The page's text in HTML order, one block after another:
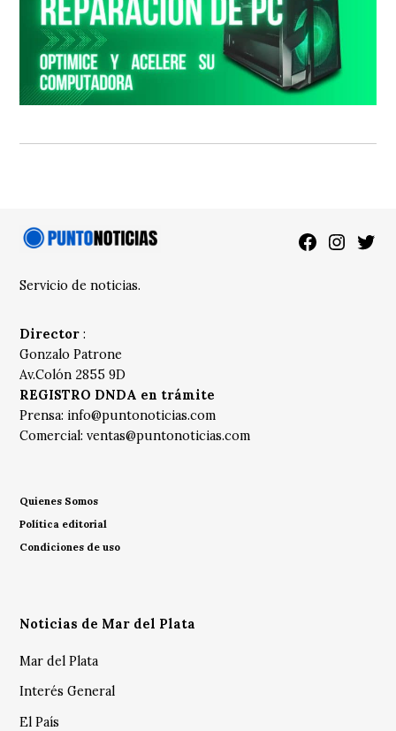
Facebook
Servicio de noticias.
Director :
Gonzalo Patrone
Av.Colón 2855 9D
REGISTRO DNDA en trámite
Prensa: info@puntonoticias.com
Comercial:ventas@puntonoticias.com
Quienes Somos
Política editorial
Condiciones de uso
Noticias de Mar del Plata
Mar del Plata
Interés General
El País